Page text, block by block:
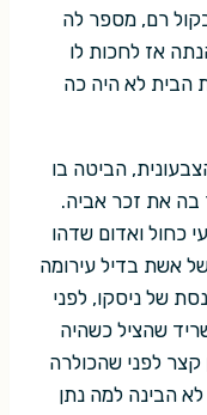
רם, מספר לה
אז לחכות לו
הבית לא היה כה
הביטה בו
בה את זכר אביה.
כחול ואדום שדהו
אשת בדיל עירומה
של ניסקו, לפני
שהציל כשהיה
קצר לפני שהכולרה
הבינה למה נתן